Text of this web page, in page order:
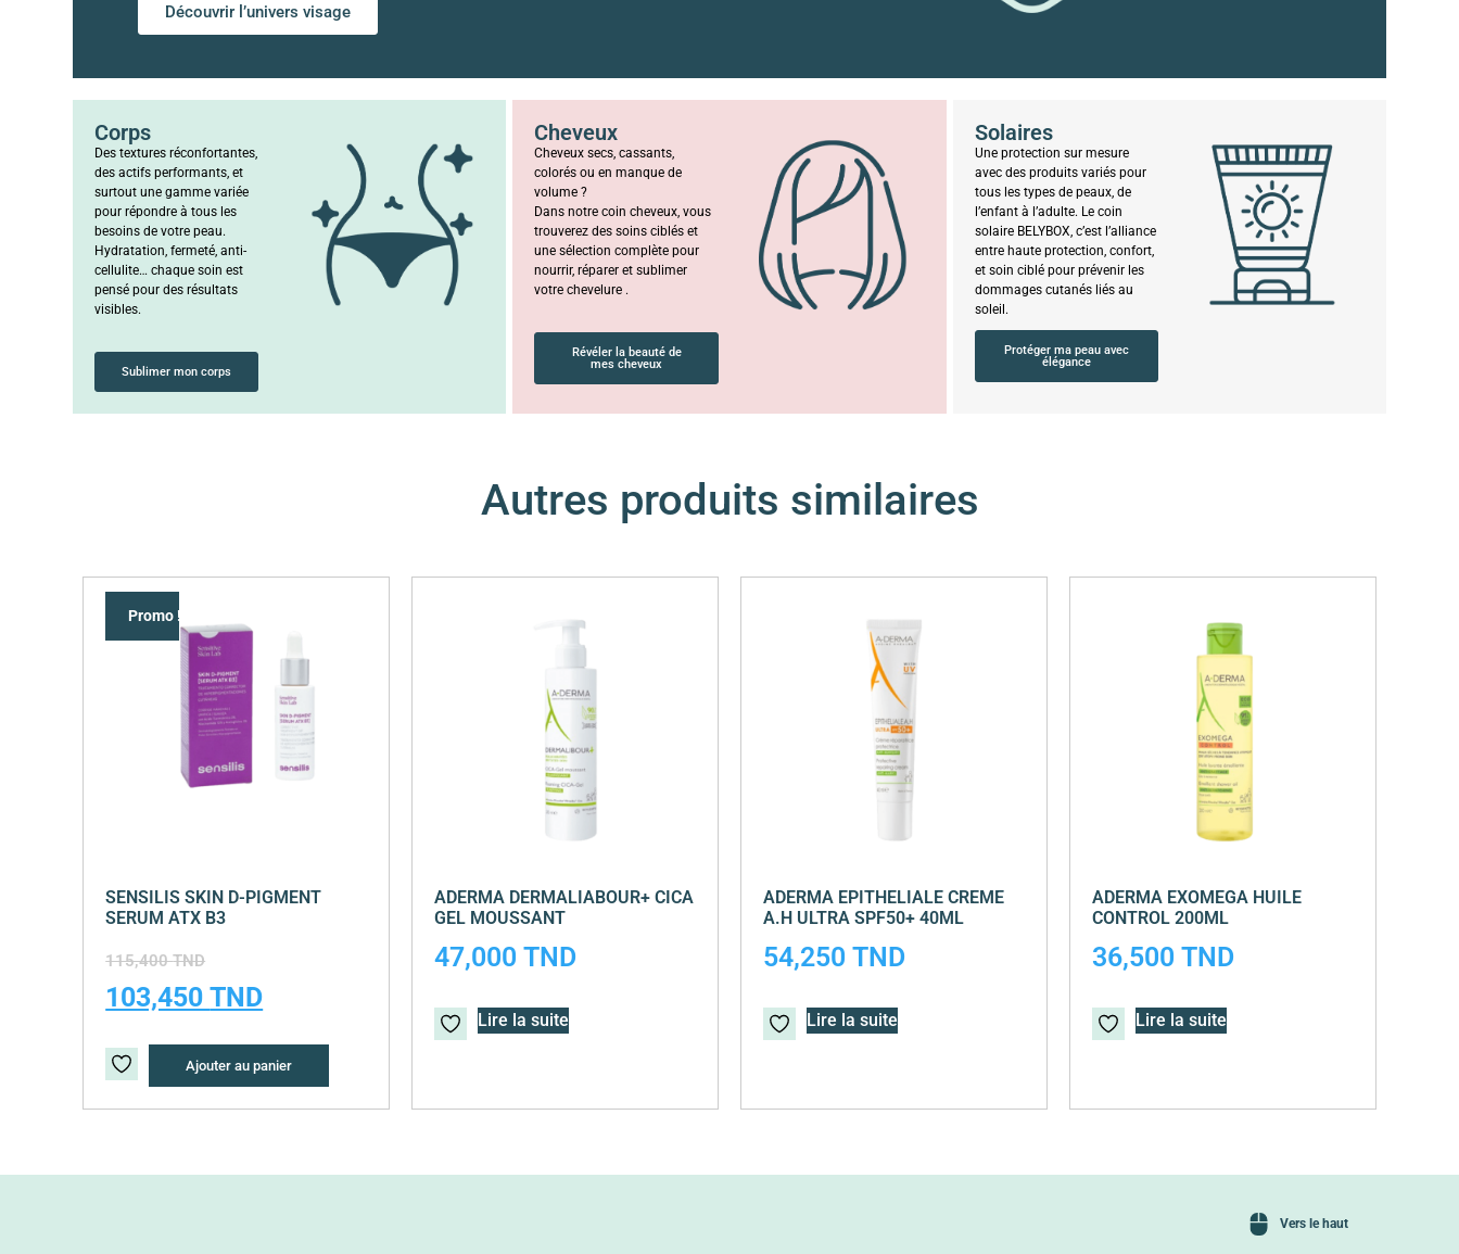
Découvrir l’univers visage
Corps
Des textures réconfortantes,
des actifs performants, et
surtout une gamme variée
pour répondre à tous les
besoins de votre peau.
Hydratation, fermeté, anti-
cellulite… chaque soin est
pensé pour des résultats
visibles.
Sublimer mon corps
Cheveux
Cheveux secs, cassants,
colorés ou en manque de
volume ?
Dans notre coin cheveux, vous
trouverez des soins ciblés et
une sélection complète pour
nourrir, réparer et sublimer
votre chevelure .
Révéler la beauté de
mes cheveux
Solaires
Une protection sur mesure
avec des produits variés pour
tous les types de peaux, de
l’enfant à l’adulte. Le coin
solaire BELYBOX, c’est l’alliance
entre haute protection, confort,
et soin ciblé pour prévenir les
dommages cutanés liés au
soleil.
Protéger ma peau avec
élégance
Autres produits similaires
ADERMA EXOMEGA HUILE
CONTROL 200ML
36,500 TND
Lire la suite
ADERMA EPITHELIALE CREME
A.H ULTRA SPF50+ 40ML
54,250 TND
Lire la suite
ADERMA DERMALIABOUR+ CICA
GEL MOUSSANT
47,000TND
Lire la suite
Promo !
SENSILIS SKIN D-PIGMENT
SERUM ATX B3
115,400TND
103,450TND
Ajouter au panier
Vers le haut